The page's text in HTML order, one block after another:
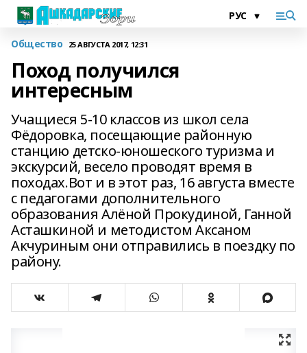
Общество 25 АВГУСТА 2017, 12:31
Поход получился
интересным
Учащиеся 5-10 классов из школ села
Фёдоровка, посещающие районную
станцию детско-юношеского туризма и
экскурсий, весело проводят время в
походах.Вот и в этот раз, 16 августа вместе
с педагогами дополнительного
образования Алёной Прокудиной, Ганной
Асташкиной и методистом Аксаном
Акчуриным они отправились в поездку по
району.